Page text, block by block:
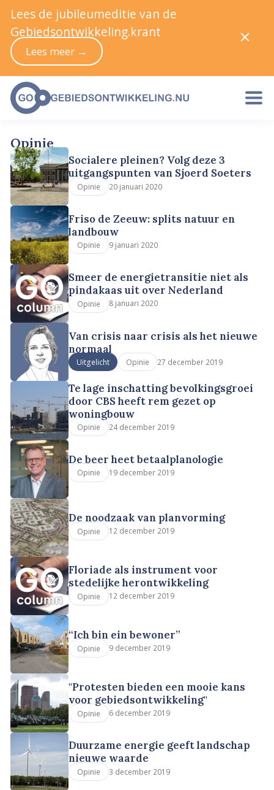
Opinie
Socialere pleinen? Volg deze 3
uitgangspunten van Sjoerd Soeters
Opinie 20 januari 2020
Friso de Zeeuw: splits natuur en
landbouw
Opinie 9 januari 2020
Smeer de energietransitie niet als
pindakaas uit over Nederland
Opinie 8 januari 2020
Van crisis naar crisis als het nieuwe
normaal
Uitgelicht Opinie 27 december 2019
Te lage inschatting bevolkingsgroei
door CBS heeft rem gezet op
woningbouw
Opinie 24 december 2019
De beer heet betaalplanologie
Opinie 19 december 2019
De noodzaak van planvorming
Opinie 12 december 2019
Floriade als instrument voor
stedelijke herontwikkeling
Opinie 12 december 2019
“Ich bin ein bewoner”
Opinie 9 december 2019
"Protesten bieden een mooie kans
voor gebiedsontwikkeling"
Opinie 6 december 2019
Duurzame energie geeft landschap
nieuwe waarde
Opinie 3 december 2019
Lees de jubileumeditie van de
Gebiedsontwikkeling.krant
Lees meer →